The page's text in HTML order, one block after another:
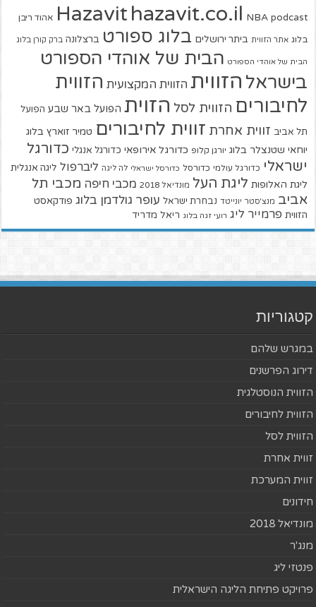
Hazavit hazavit.co.il NBA podcast אהוד ריבן
בלוג אתר הזווית ביתר ירושלים בלוג ספורט ברצלונה ברק קורן בלוג
הבית של אוהדי הספורט הבית של אוהדי הספורט
בישראל הזווית הזווית המקצועית הזווית
לחיבורים הזווית לסל הזוית הפועל באר שבע הפועל
תל אביב זווית אחרת זווית לחיבורים טמיר זוארץ בלוג
יוחאי שטנצלר בלוג יורגן קלופ כדורגל אירופאי כדורגל אנגלי כדורגל
ישראלי כדורגל עולמי כדורסל כדורסל ישראלי לה ליגה ליברפול ליגה אנגלית
ליגת האלופות ליגת העל מונדיאל 2018 מכבי חיפה מכבי תל
אביב מנצ'סטר יונייטד נבחרת ישראל עופר גולדמן בלוג פודקאסט
הזווית פרמייר ליג רועי זגה בלוג ריאל מדריד
קטגוריות
במגרש שלהם
דירוג הפרשנים
הזווית הנוסטלגית
הזווית לחיבורים
הזווית לסל
זווית אחרת
זווית המערכת
חידונים
מונדיאל 2018
מנג'ר
פנטזי ליג
פרויקט פתיחת הליגה הישראלית